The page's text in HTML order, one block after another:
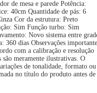
de mesa e parede Potência:
40cm Quantidade de pás: 6
Cor da estrutura: Preto
Sim Função turbo: Sim
Novo sistema entre
dias Observações
com a calibração e resolução
meramente ilustrativas. O
de tonalidade, formato ou
no título do produto antes de